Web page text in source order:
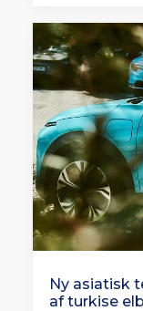
Ny asiatisk
af turkise